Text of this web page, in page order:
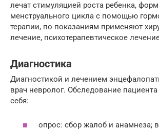
лечат стимуляцией роста ребенка,
менструального цикла с помощью
терапии, по показаниям применяют
лечение, психотерапевтическое
Диагностика
Диагностикой и лечением
врач невролог. Обследование
себя:
опрос: сбор жалоб и анамнеза;